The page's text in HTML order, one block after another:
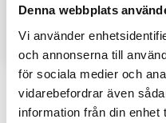
Denna webbplats
Vi använder
och annonserna till
för sociala medier och
vidarebefordrar även
information från din
Omdömen
storlek 10 cm i diameter.
79SEK
INFO